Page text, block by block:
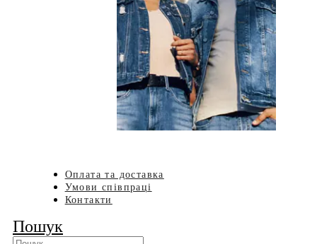
Оплата та доставка
Умови співпраці
Контакти
Пошук